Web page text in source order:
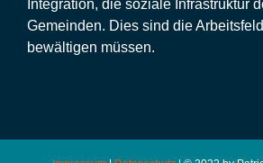
Integration, die soziale Infrastruktur
Gemeinden. Dies sind die
bewältigen müssen.